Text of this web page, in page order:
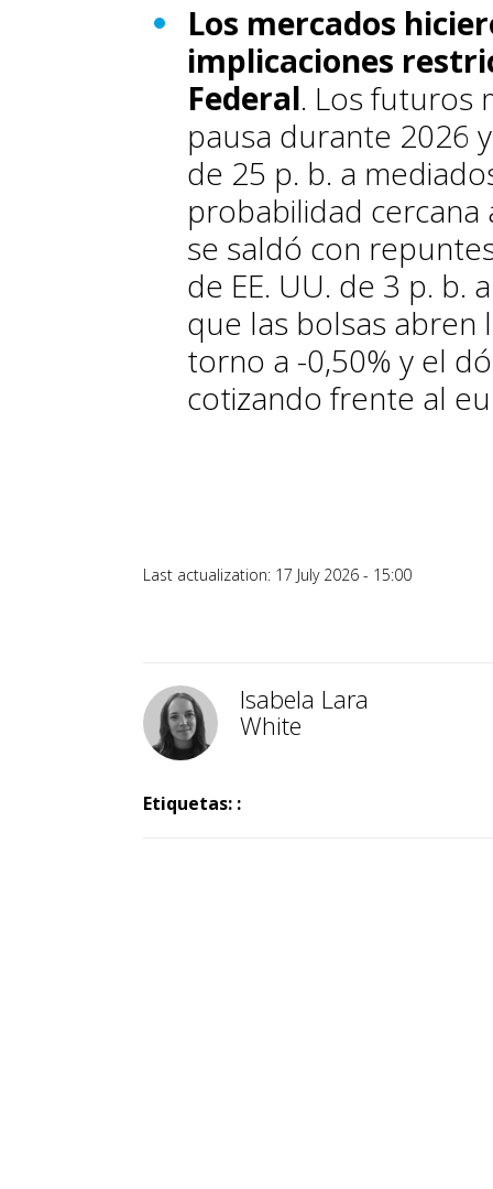
Los mercados
implicaciones
Federal. Los futuros
pausa durante 2026
de 25 p. b. a
probabilidad cercana
se saldó con
de EE. UU. de 3 p. b.
que las bolsas abren
torno a -0,50% y el
cotizando frente al
Last actualization: 17 July 2026 - 15:00
Isabela Lara
White
Etiquetas: